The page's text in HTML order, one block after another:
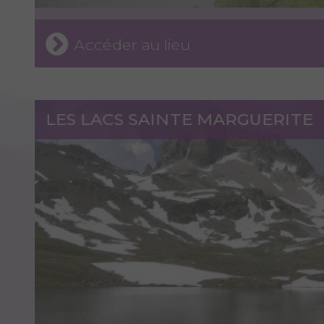
Accéder au lieu
LES LACS SAINTE MARGUERITE